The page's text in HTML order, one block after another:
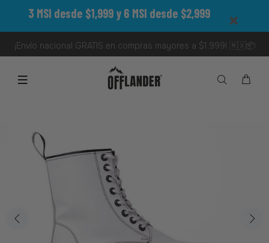
3 MSI desde $1,999 y 6 MSI desde $2,999
¡Envío nacional GRATIS en compras mayores a $1,999! 🇲🇽📦